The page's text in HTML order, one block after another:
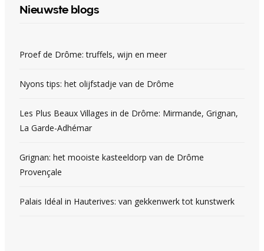
Nieuwste blogs
Proef de Drôme: truffels, wijn en meer
Nyons tips: het olijfstadje van de Drôme
Les Plus Beaux Villages in de Drôme: Mirmande, Grignan,
La Garde-Adhémar
Grignan: het mooiste kasteeldorp van de Drôme
Provençale
Palais Idéal in Hauterives: van gekkenwerk tot kunstwerk